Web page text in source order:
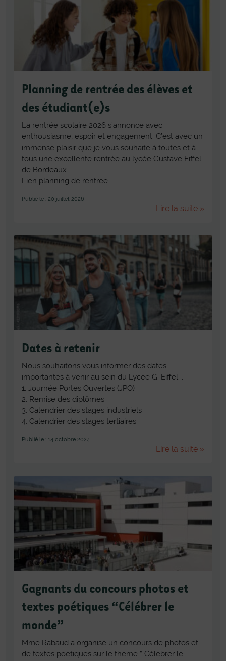
Planning de rentrée des élèves et
des étudiant(e)s
La rentrée scolaire 2026 s’annonce avec
enthousiasme, espoir et engagement. C’est avec un
immense plaisir que je vous souhaite à toutes et à
tous une excellente rentrée au lycée Gustave Eiffel
de Bordeaux.
Lien planning de rentrée
Publié le : 20 juillet 2026
Lire la suite »
Dates à retenir
Nous souhaitons vous informer des dates
importantes à venir au sein du Lycée G. Eiffel….
1. Journée Portes Ouvertes (JPO)
2. Remise des diplômes
3. Calendrier des stages industriels
4. Calendrier des stages tertiaires
Publié le : 14 octobre 2024
Lire la suite »
Gagnants du concours photos et
textes poétiques “Célébrer le
monde”
Mme Rabaud a organisé un concours de photos et
de textes poétiques sur le thème ” Célébrer le